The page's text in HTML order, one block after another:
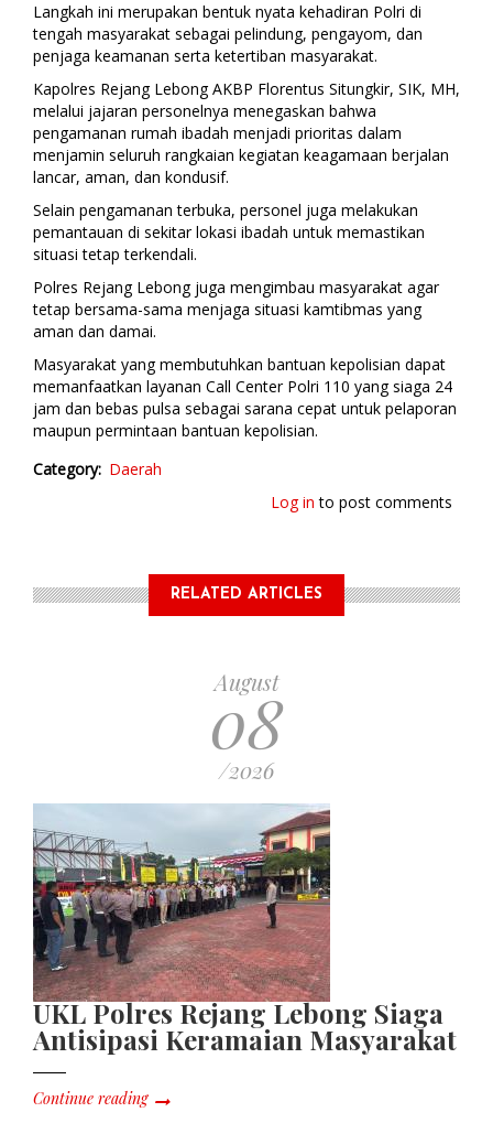
Langkah ini merupakan bentuk nyata kehadiran Polri di
tengah masyarakat sebagai pelindung, pengayom, dan
penjaga keamanan serta ketertiban masyarakat.
Kapolres Rejang Lebong AKBP Florentus Situngkir, SIK, MH,
melalui jajaran personelnya menegaskan bahwa
pengamanan rumah ibadah menjadi prioritas dalam
menjamin seluruh rangkaian kegiatan keagamaan berjalan
lancar, aman, dan kondusif.
Selain pengamanan terbuka, personel juga melakukan
pemantauan di sekitar lokasi ibadah untuk memastikan
situasi tetap terkendali.
Polres Rejang Lebong juga mengimbau masyarakat agar
tetap bersama-sama menjaga situasi kamtibmas yang
aman dan damai.
Masyarakat yang membutuhkan bantuan kepolisian dapat
memanfaatkan layanan Call Center Polri 110 yang siaga 24
jam dan bebas pulsa sebagai sarana cepat untuk pelaporan
maupun permintaan bantuan kepolisian.
Category Daerah
Log in to post comments
RELATED ARTICLES
August
08
/2026
UKL Polres Rejang Lebong Siaga
Antisipasi Keramaian Masyarakat
Continue reading